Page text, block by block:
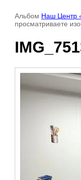
Альбом Наш Центр
просматриваете